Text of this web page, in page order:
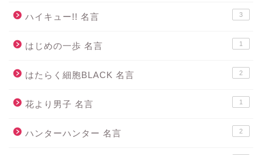
ハイキュー!! 名言 3
はじめの一歩 名言 1
はたらく細胞BLACK 名言 2
花より男子 名言 1
ハンターハンター 名言 2